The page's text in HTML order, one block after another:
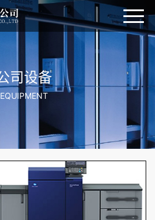
司设备
EQUIPMENT